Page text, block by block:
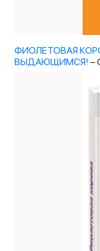
ФИОЛЕТОВАЯ
ВЫДАЮЩИМСЯ! –